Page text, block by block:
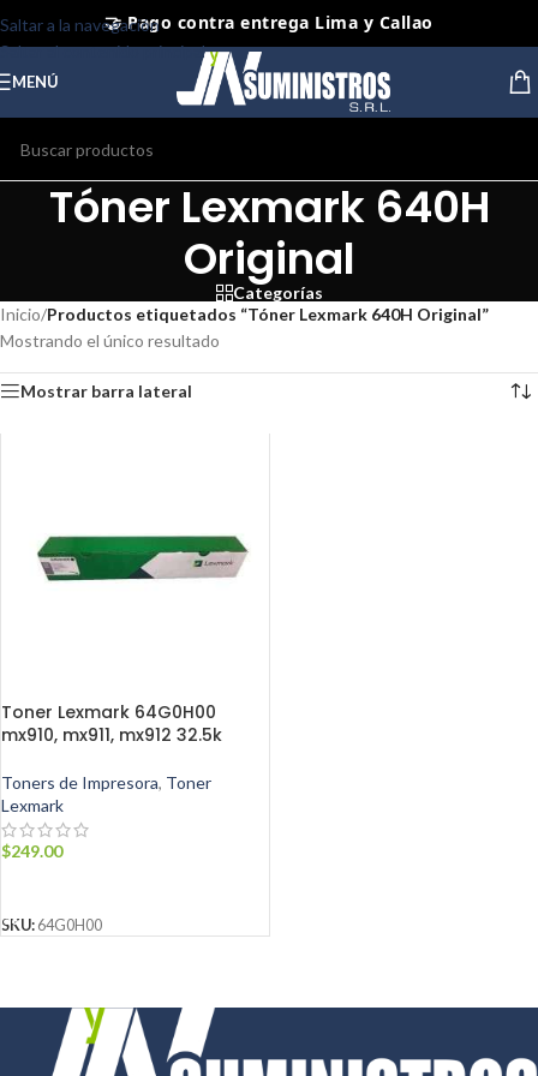
Saltar a la navegación
Saltar al contenido principal
🤝 Pago contra entrega Lima y Callao
⭐ Productos Originales y Nuevos
MENÚ
Tóner Lexmark 640H
Original
Categorías
Inicio/Productos etiquetados “Tóner Lexmark 640H Original”
Mostrando el único resultado
Mostrar barra lateral
Toner Lexmark 64G0H00
mx910, mx911, mx912 32.5k
Toners de Impresora, Toner
Lexmark
$249.00
SKU: 64G0H00